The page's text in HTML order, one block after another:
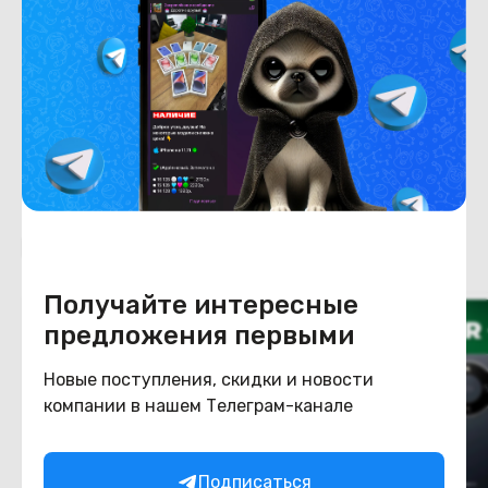
Получайте интересные
предложения первыми
Новые поступления, скидки и новости
компании в нашем Телеграм-канале
Подписаться
Емкость накопителя 256
Конструкция
Цвет черный